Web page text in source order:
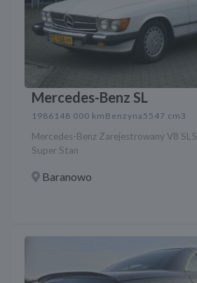
Mercedes-Benz SL
1986 148 000 km Benzyna 5547 cm3
Mercedes-Benz Zarejestrowany V8
Super Stan
Baranowo